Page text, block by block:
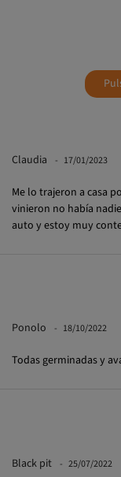
vinieron no había
auto y estoy muy